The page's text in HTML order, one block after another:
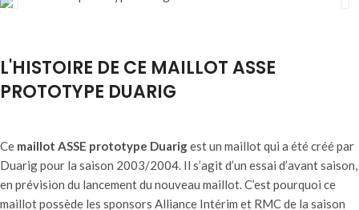
L'HISTOIRE DE CE MAILLOT ASSE
PROTOTYPE DUARIG
Ce maillot ASSE prototype Duarigest un maillot qui a été créé par
Duarig pour la saison 2003/2004. Il s’agit d’un essai d’avant saison,
en prévision du lancement du nouveau maillot. C’est pourquoi ce
maillot possède les sponsors Alliance Intérim et RMC de la saison